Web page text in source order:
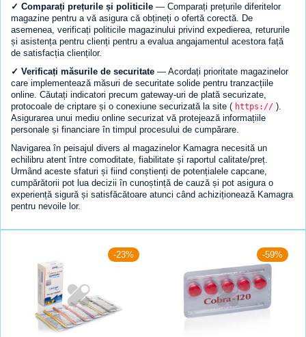
✓ Comparați prețurile și politicile — Comparați prețurile diferitelor
magazine pentru a vă asigura că obțineți o ofertă corectă. De
asemenea, verificați politicile magazinului privind expedierea, retururile
și asistența pentru clienți pentru a evalua angajamentul acestora față
de satisfacția clienților.
✓ Verificați măsurile de securitate — Acordați prioritate magazinelor
care implementează măsuri de securitate solide pentru tranzacțiile
online. Căutați indicatori precum gateway-uri de plată securizate,
protocoale de criptare și o conexiune securizată la site ( https:// ).
Asigurarea unui mediu online securizat vă protejează informațiile
personale și financiare în timpul procesului de cumpărare.
Navigarea în peisajul divers al magazinelor Kamagra necesită un
echilibru atent între comoditate, fiabilitate și raportul calitate/preț.
Urmând aceste sfaturi și fiind conștienți de potențialele capcane,
cumpărătorii pot lua decizii în cunoștință de cauză și pot asigura o
experiență sigură și satisfăcătoare atunci când achiziționează Kamagra
pentru nevoile lor.
-23% -59%